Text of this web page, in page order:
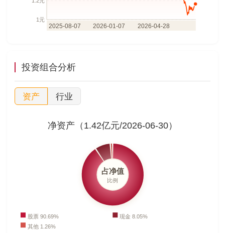
投资组合分析
资产 行业
净资产（1.42亿元/2026-06-30）